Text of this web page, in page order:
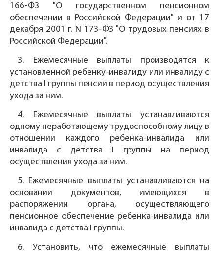
166-ФЗ "О государственном пенсионном
обеспечении в Российской Федерации" и от 17
декабря 2001 г. N 173-ФЗ "О трудовых пенсиях в
Российской Федерации".
3. Ежемесячные выплаты производятся к
установленной ребенку-инвалиду или инвалиду с
детства I группы пенсии в период осуществления
ухода за ним.
4. Ежемесячные выплаты устанавливаются
одному неработающему трудоспособному лицу в
отношении каждого ребенка-инвалида или
инвалида с детства I группы на период
осуществления ухода за ним.
5. Ежемесячные выплаты устанавливаются на
основании документов, имеющихся в
распоряжении органа, осуществляющего
пенсионное обеспечение ребенка-инвалида или
инвалида с детства I группы.
6. Установить, что ежемесячные выплаты